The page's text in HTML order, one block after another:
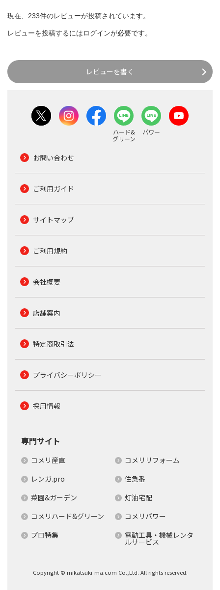
現在、233件のレビューが投稿されています。
レビューを投稿するにはログインが必要です。
レビューを書く
ハード&
グリーン
パワー
お問い合わせ
ご利用ガイド
サイトマップ
ご利用規約
会社概要
店舗案内
特定商取引法
プライバシーポリシー
採用情報
専門サイト
コメリ産直
コメリリフォーム
レンガ.pro
住急番
菜園&ガーデン
灯油宅配
コメリハード&グリーン
コメリパワー
プロ特集
電動工具・機械レンタ
ルサービス
Copyright © mikatsuki-ma.com Co.,Ltd. All rights reserved.